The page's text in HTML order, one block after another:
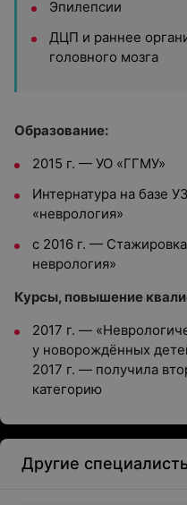
Эпилепсии
ДЦП и раннее
головного мозга
Образование:
2015 г. — УО «ГГМУ»
Интернатура на базе
«неврология»
с 2016 г. —
неврология»
Курсы, повышение
2017 г. —
у новорождённых
2017 г. — получила
категорию
Другие